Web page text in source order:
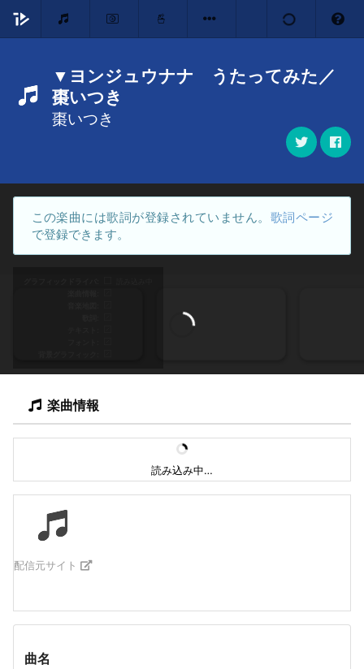
▼ヨンジュウナナ うたってみた／
棗いつき
棗いつき
この楽曲には歌詞が登録されていません。 歌詞ページ
で登録できます。
楽曲情報
読み込み中…
配信元サイト
曲名